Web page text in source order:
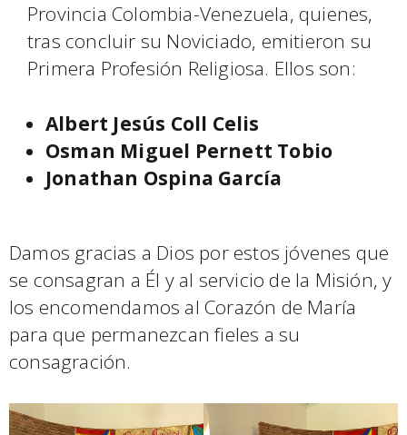
Provincia Colombia-Venezuela, quienes,
tras concluir su Noviciado, emitieron su
Primera Profesión Religiosa. Ellos son:
Albert Jesús Coll Celis
Osman Miguel Pernett Tobio
Jonathan Ospina García
Damos gracias a Dios por estos jóvenes que
se consagran a Él y al servicio de la Misión, y
los encomendamos al Corazón de María
para que permanezcan fieles a su
consagración.